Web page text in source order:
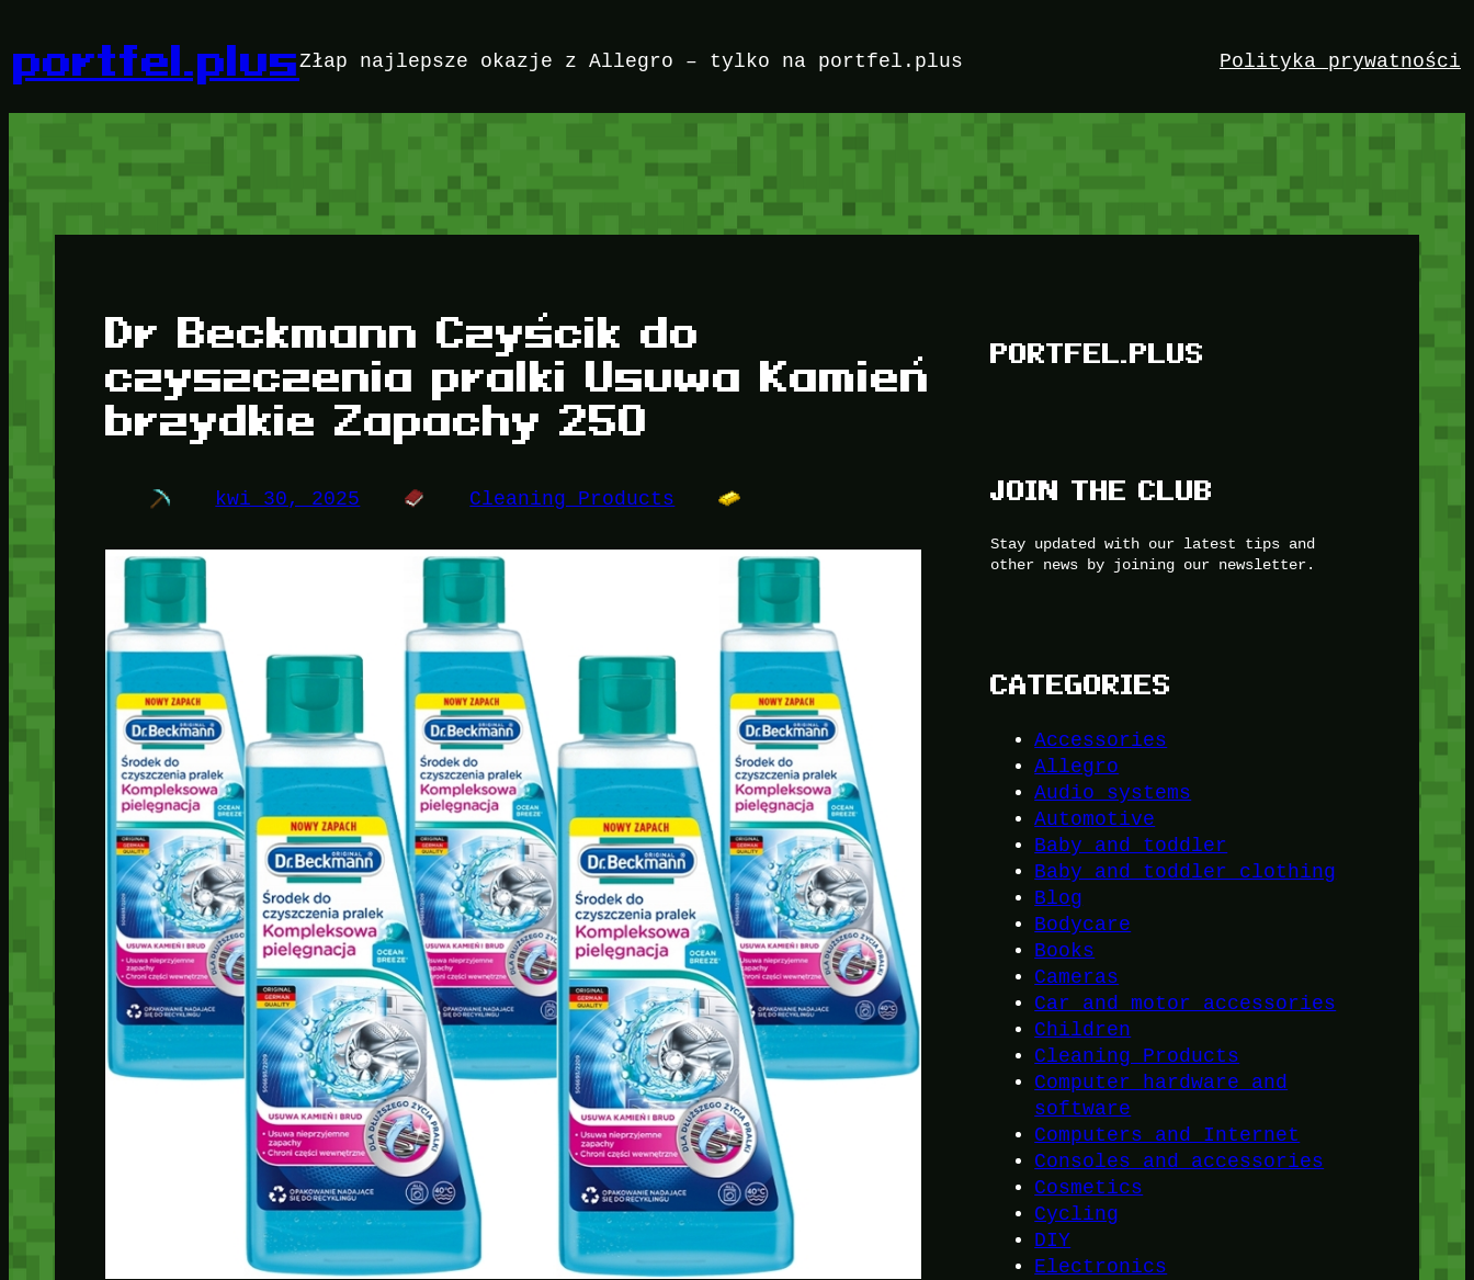
treści
portfel.plusZłap najlepsze okazje z Allegro – tylko na portfel.plus Polityka prywatności
Dr Beckmann Czyścik do
czyszczenia pralki Usuwa Kamień
brzydkie Zapachy 250
kwi 30, 2025 Cleaning Products
PORTFEL.PLUS
JOIN THE CLUB
Stay updated with our latest tips and
other news by joining our newsletter.
CATEGORIES
Accessories
Allegro
Audio systems
Automotive
Baby and toddler
Baby and toddler clothing
Blog
Bodycare
Books
Cameras
Car and motor accessories
Children
Cleaning Products
Computer hardware and
software
Computers and Internet
Consoles and accessories
Cosmetics
Cycling
DIY
Electronics